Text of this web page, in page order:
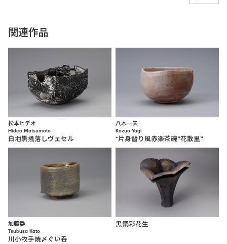
関連作品
松本ヒデオ
Hideo Matsumoto
白地黒掻落しヴェセル
八木一夫
Kazuo Yagi
*片身替り風赤楽茶碗”花散里”
加藤委
Tsubusa Kato
川小牧手焼〆ぐい呑
黒錆彩花生